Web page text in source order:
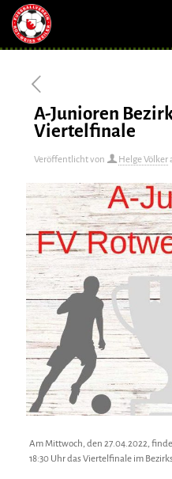
A-Junioren
Viertelfinale
Veröffentlicht von Helge Völker
Am Mittwoch, den 27.04.2022,
18:30 Uhr das Viertelfinale im